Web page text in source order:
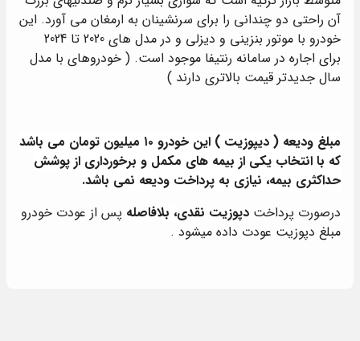
آن راحتی دو چندانی را برای سرنشینان به ارمغان می آورد. این
خودرو با موتور بنزینی و دیزلی و در مدل های 2020 تا 2024
برای اجاره در سامانه رنتیفا موجود است. ( خودروهای با مدل
سال جدیدتر قیمت بالاتری دارند )
مبلغ ودیعه ( دیپوزیت ) این خودرو ۱۰ میلیون تومان می باشد
که با انتخاب یکی از بیمه های مکمل و برخورداری از پوشش
حداکثری بیمه، نیازی به پرداخت ودیعه نمی باشد.
درصورت پرداخت دپوزیت نقدی، بلافاصله پس از عودت خودرو
مبلغ دپوزیت عودت داده میشود .